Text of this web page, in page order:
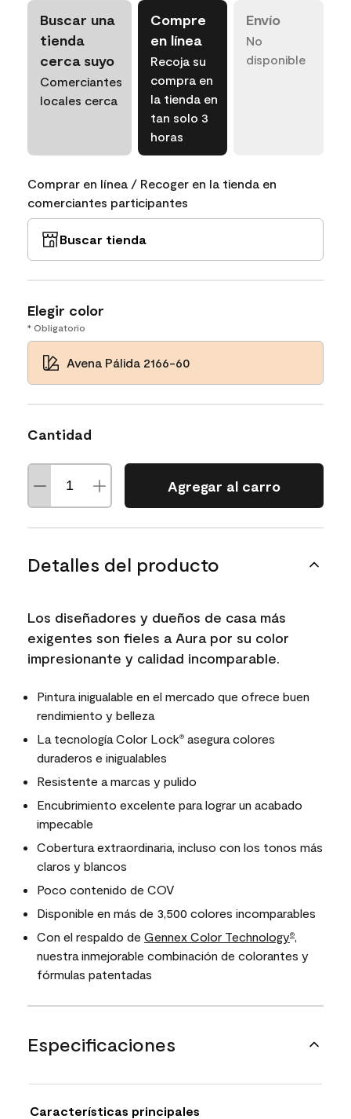
Buscar una
tienda
cerca suyo
Comerciantes
locales cerca
Compre
en línea
Recoja su
compra en
la tienda en
tan solo 3
horas
Envío
No
disponible
Comprar en línea / Recoger en la tienda en
comerciantes participantes
Buscar tienda
Elegir color
* Obligatorio
Avena Pálida 2166-60
Cantidad
Agregar al carro
Detalles del producto
Los diseñadores y dueños de casa más
exigentes son fieles a Aura por su color
impresionante y calidad incomparable.
Pintura inigualable en el mercado que ofrece buen
rendimiento y belleza
La tecnología Color Lock® asegura colores
duraderos e inigualables
Resistente a marcas y pulido
Encubrimiento excelente para lograr un acabado
impecable
Cobertura extraordinaria, incluso con los tonos más
claros y blancos
Poco contenido de COV
Disponible en más de 3,500 colores incomparables
Con el respaldo de Gennex Color Technology®,
nuestra inmejorable combinación de colorantes y
fórmulas patentadas
Especificaciones
Características principales